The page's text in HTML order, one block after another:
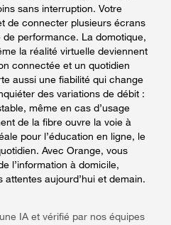
sans interruption. Votre
de connecter plusieurs écrans
performance. La domotique,
la réalité virtuelle deviennent
connectée et un quotidien
aussi une fiabilité qui change
des variations de débit :
même en cas d’usage
de la fibre ouvre la voie à
pour l’éducation en ligne, le
Avec Orange, vous
l’information à domicile,
aujourd’hui et demain.
IA et vérifié par nos équipes